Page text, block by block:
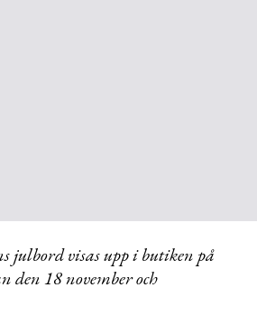
julbord visas upp i butiken på
den 18 november och